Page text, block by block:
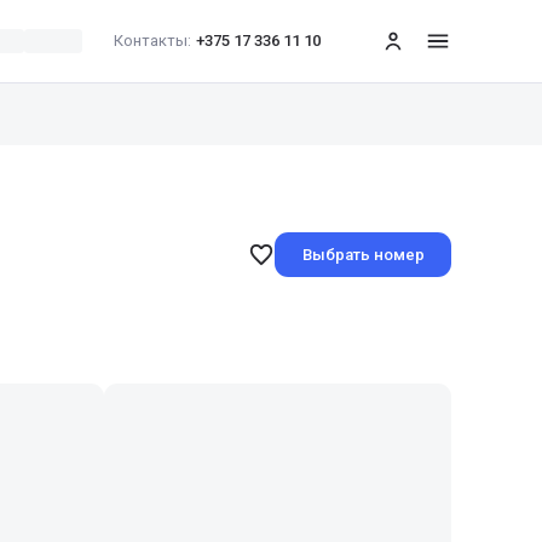
Контакты: +375 17 336 11 10 меню
Выбрать номер